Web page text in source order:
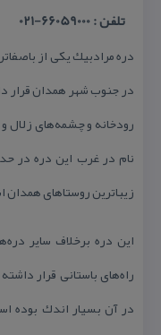
تلفن : 66059000-021
دره مرادبیك یكی از
در جنوب شهر همدان قرار
رودخانه و چشمه‌های زلال
زیباترین روستاهای
این دره برخلاف سایر
راه‌های باستانی قرار
در آن بسیار اندك بوده